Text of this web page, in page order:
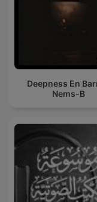
Deepness En
Nems-B